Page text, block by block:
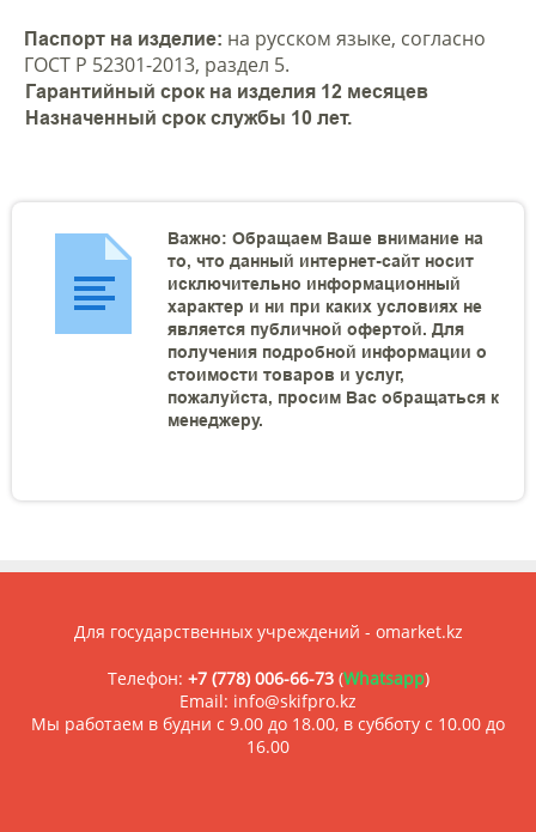
Паспорт на изделие: на русском языке, согласно
ГОСТ Р 52301-2013, раздел 5.
Гарантийный срок на изделия 12 месяцев
Назначенный срок службы 10 лет.
Важно: Обращаем Ваше внимание на
то, что данный интернет-сайт носит
исключительно информационный
характер и ни при каких условиях не
является публичной офертой. Для
получения подробной информации о
стоимости товаров и услуг,
пожалуйста, просим Вас обращаться к
менеджеру.
Для государственных учреждений - omarket.kz
Телефон: +7 (778) 006-66-73(Whatsapp)
Email: info@skifpro.kz
Мы работаем в будни с 9.00 до 18.00, в субботу с 10.00 до
16.00